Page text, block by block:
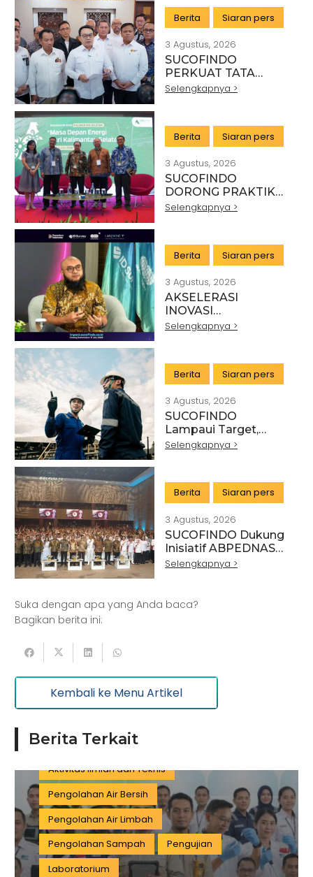
INDUSTRI
Berita Siaran pers
3 Agustus, 2026
SUCOFINDO
PERKUAT TATA
KELOLA EKSPOR
DENGAN KSP DAN
DANANTARA
Selengkapnya >
Berita Siaran pers
3 Agustus, 2026
SUCOFINDO
DORONG PRAKTIK
PERTAMBANGAN
Selengkapnya >
Berita Siaran pers
3 Agustus, 2026
AKSELERASI
INOVASI
TEKNOLOGI,
TRANSFORMASI
LAYANAN TIC
TINGGI
Selengkapnya >
Berita Siaran pers
3 Agustus, 2026
SUCOFINDO
Lampaui Target,
RUPS Sahkan Kinerja
Selengkapnya >
Berita Siaran pers
3 Agustus, 2026
SUCOFINDO Dukung
Inisiatif ABPEDNAS
melalui Program
Selengkapnya >
Suka dengan apa yang Anda baca?
Bagikan berita ini:
Kembali ke Menu Artikel
Berita Terkait
Artikel Pertanian
Kehutanan
Kesehatan
Kelautan dan Perikanan
Pemerintahan
Informasi dan Komunikasi
Pariwisata
Listrik dan Gas
Manufaktur
Sertifikasi
Aktivitas Ilmiah dan Teknis
Pengolahan Air Bersih
Pengolahan Air Limbah
Pengolahan Sampah
Pengujian
Laboratorium